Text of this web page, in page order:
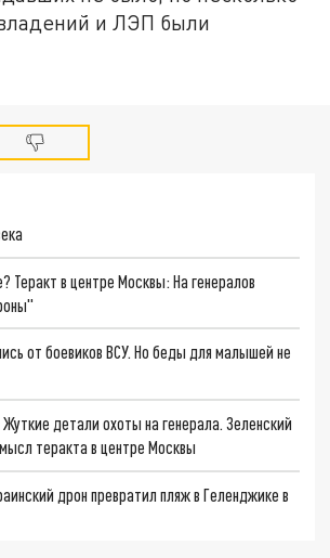
и ЛЭП были
Теракт в центре Москвы: На генералов
от боевиков ВСУ. Но беды для малышей не
детали охоты на генерала. Зеленский
теракта в центре Москвы
дрон превратил пляж в Геленджике в